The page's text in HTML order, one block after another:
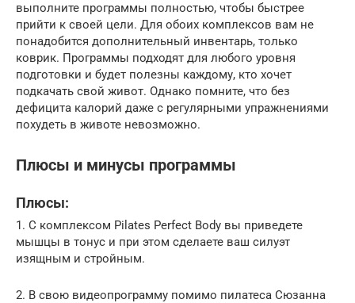
выполните программы полностью, чтобы быстрее
прийти к своей цели. Для обоих комплексов вам не
понадобится дополнительный инвентарь, только
коврик. Программы подходят для любого уровня
подготовки и будет полезны каждому, кто хочет
подкачать свой живот. Однако помните, что без
дефицита калорий даже с регулярными упражнениями
похудеть в животе невозможно.
Плюсы и минусы программы
Плюсы:
1. С комплексом Pilates Perfect Body вы приведете
мышцы в тонус и при этом сделаете ваш силуэт
изящным и стройным.
2. В свою видеопрограмму помимо пилатеса Сюзанна